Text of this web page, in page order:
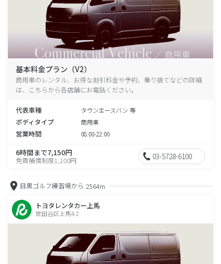
基本料金プラン（V2）
商用車のレンタル、お得な割引料金や予約、乗り捨てなどの詳細
は、こちらから各店舗にお電話ください。
代表車種 タウンエースバン 等
ボディタイプ 商用車
営業時間 08:00-22:00
6時間まで7,150円
免責補償制度1,100円 03-5728-6100
目黒ゴルフ練習場から 2564m
トヨタレンタカー上馬
世田谷区上馬4-2